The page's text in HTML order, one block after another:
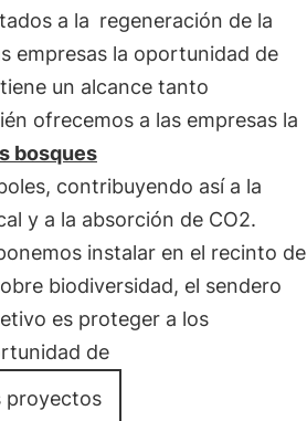
a la regeneración de la
empresas la oportunidad de
un alcance tanto
ofrecemos a las empresas la
bosques
contribuyendo así a la
y a la absorción de CO2.
instalar en el recinto de
biodiversidad, el sendero
es proteger a los
de
proyectos